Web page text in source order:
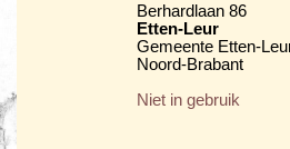
Berhardlaan 86
Etten-Leur
Gemeente Etten-
Noord-Brabant
Niet in gebruik